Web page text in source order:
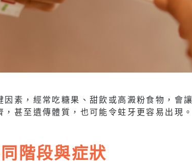
因素，經常吃糖果、甜飲或高澱粉食物，會
，甚至遺傳體質，也可能令蛀牙更容易出現。
階段與症狀